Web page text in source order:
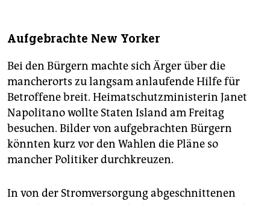
Aufgebrachte New Yorker
Bei den Bürgern machte sich Ärger über die
mancherorts zu langsam anlaufende Hilfe für
Betroffene breit. Heimatschutzministerin Janet
Napolitano wollte Staten Island am Freitag
besuchen. Bilder von aufgebrachten Bürgern
könnten kurz vor den Wahlen die Pläne so
mancher Politiker durchkreuzen.
In von der Stromversorgung abgeschnittenen